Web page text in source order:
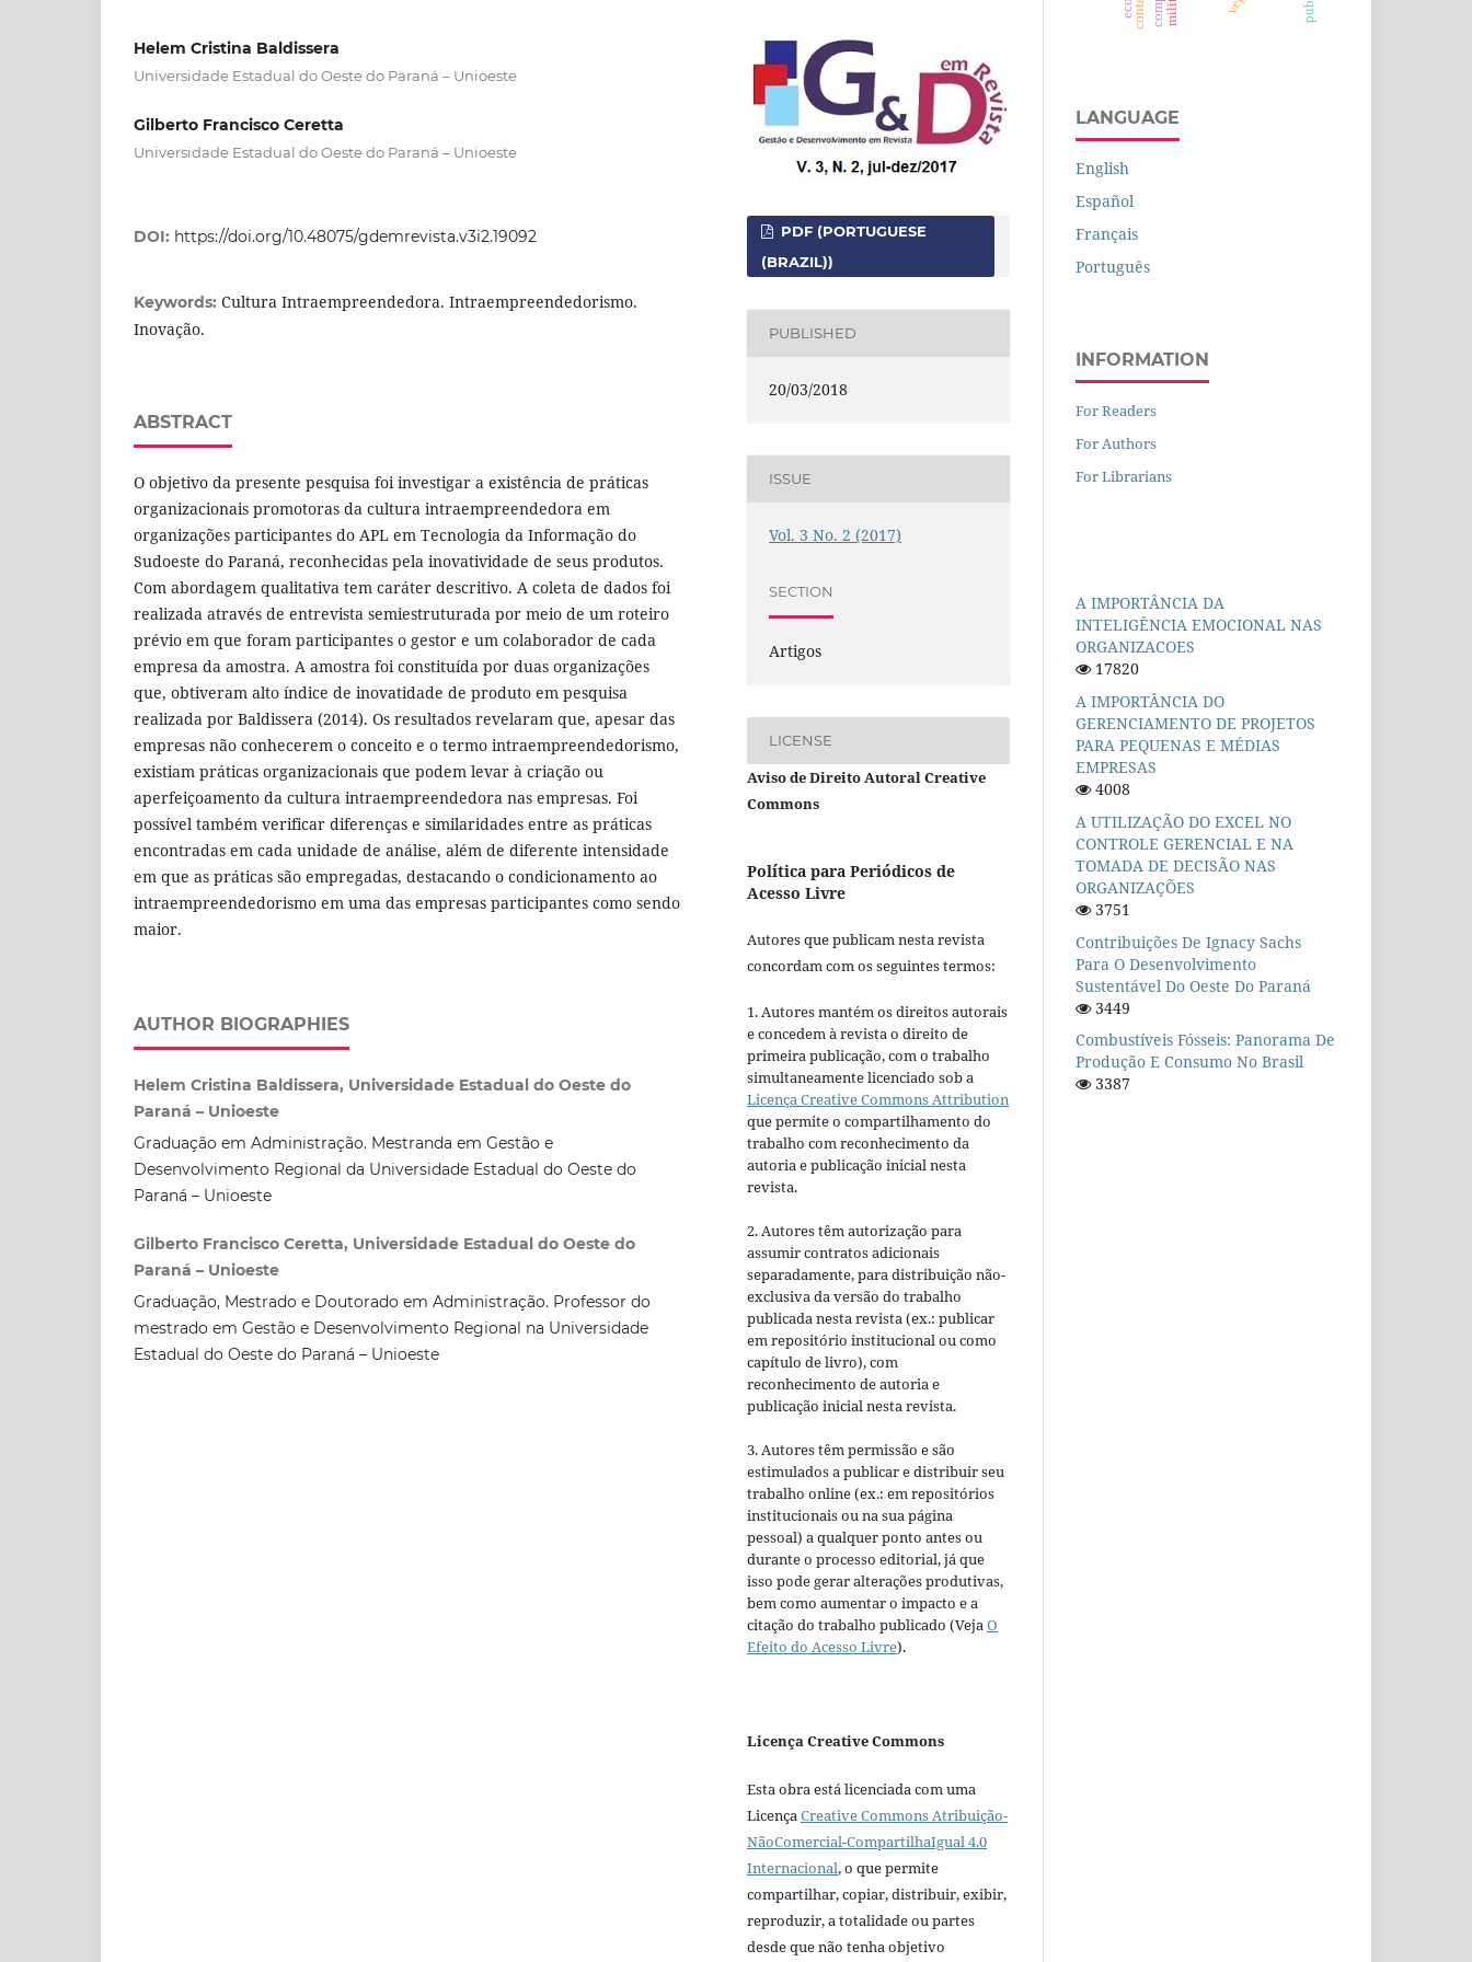
Helem Cristina Baldissera
Universidade Estadual do Oeste do Paraná – Unioeste
Gilberto Francisco Ceretta
Universidade Estadual do Oeste do Paraná – Unioeste
DOI: https://doi.org/10.48075/gdemrevista.v3i2.19092
Keywords: Cultura Intraempreendedora. Intraempreendedorismo.
Inovação.
ABSTRACT
O objetivo da presente pesquisa foi investigar a existência de práticas
organizacionais promotoras da cultura intraempreendedora em
organizações participantes do APL em Tecnologia da Informação do
Sudoeste do Paraná, reconhecidas pela inovatividade de seus produtos.
Com abordagem qualitativa tem caráter descritivo. A coleta de dados foi
realizada através de entrevista semiestruturada por meio de um roteiro
prévio em que foram participantes o gestor e um colaborador de cada
empresa da amostra. A amostra foi constituída por duas organizações
que, obtiveram alto índice de inovatidade de produto em pesquisa
realizada por Baldissera (2014). Os resultados revelaram que, apesar das
empresas não conhecerem o conceito e o termo intraempreendedorismo,
existiam práticas organizacionais que podem levar à criação ou
aperfeiçoamento da cultura intraempreendedora nas empresas. Foi
possível também verificar diferenças e similaridades entre as práticas
encontradas em cada unidade de análise, além de diferente intensidade
em que as práticas são empregadas, destacando o condicionamento ao
intraempreendedorismo em uma das empresas participantes como sendo
maior.
AUTHOR BIOGRAPHIES
Helem Cristina Baldissera, Universidade Estadual do Oeste do
Paraná – Unioeste
Graduação em Administração. Mestranda em Gestão e
Desenvolvimento Regional da Universidade Estadual do Oeste do
Paraná – Unioeste
Gilberto Francisco Ceretta, Universidade Estadual do Oeste do
Paraná – Unioeste
Graduação, Mestrado e Doutorado em Administração. Professor do
mestrado em Gestão e Desenvolvimento Regional na Universidade
Estadual do Oeste do Paraná – Unioeste
PDF (PORTUGUESE
(BRAZIL))
PUBLISHED
20/03/2018
ISSUE
Vol. 3 No. 2 (2017)
SECTION
Artigos
LICENSE
Aviso de Direito Autoral Creative
Commons
Política para Periódicos de
Acesso Livre
Autores que publicam nesta revista
concordam com os seguintes termos:
1. Autores mantém os direitos autorais
e concedem à revista o direito de
primeira publicação, com o trabalho
simultaneamente licenciado sob a
Licença Creative Commons Attribution
que permite o compartilhamento do
trabalho com reconhecimento da
autoria e publicação inicial nesta
revista.
2. Autores têm autorização para
assumir contratos adicionais
separadamente, para distribuição não-
exclusiva da versão do trabalho
publicada nesta revista (ex.: publicar
em repositório institucional ou como
capítulo de livro), com
reconhecimento de autoria e
publicação inicial nesta revista.
3. Autores têm permissão e são
estimulados a publicar e distribuir seu
trabalho online (ex.: em repositórios
institucionais ou na sua página
pessoal) a qualquer ponto antes ou
durante o processo editorial, já que
isso pode gerar alterações produtivas,
bem como aumentar o impacto e a
citação do trabalho publicado (VejaO
Efeito do Acesso Livre).
Licença Creative Commons
Esta obra está licenciada com uma
LicençaCreative Commons Atribuição-
NãoComercial-CompartilhaIgual 4.0
Internacional, o que permite
compartilhar, copiar, distribuir, exibir,
reproduzir, a totalidade ou partes
desde que não tenha objetivo
LANGUAGE
English
Español
Français
Português
INFORMATION
For Readers
For Authors
For Librarians
A IMPORTÂNCIA DA
INTELIGÊNCIA EMOCIONAL NAS
ORGANIZACOES
17820
A IMPORTÂNCIA DO
GERENCIAMENTO DE PROJETOS
PARA PEQUENAS E MÉDIAS
EMPRESAS
4008
A UTILIZAÇÃO DO EXCEL NO
CONTROLE GERENCIAL E NA
TOMADA DE DECISÃO NAS
ORGANIZAÇÕES
3751
Contribuições De Ignacy Sachs
Para O Desenvolvimento
Sustentável Do Oeste Do Paraná
3449
Combustíveis Fósseis: Panorama De
Produção E Consumo No Brasil
3387